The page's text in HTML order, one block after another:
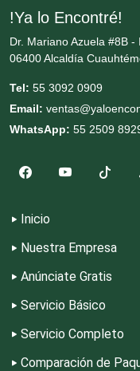
Enfermeras
Envases y
Equipos de
Escuelas de
!Ya lo Encontré!
Dr. Mariano Azuela #8B
06400 Alcaldía
Tel: 55 3092 0909
Email:
WhatsApp: 55 2509
Inicio
Nuestra Empresa
Anúnciate Gratis
Servicio Básico
Servicio Completo
Comparación de